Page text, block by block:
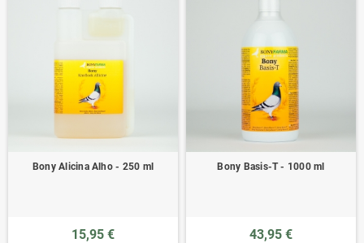
Bony Alicina Alho - 250 ml
15,95 €
Bony Basis-T - 1000 ml
43,95 €